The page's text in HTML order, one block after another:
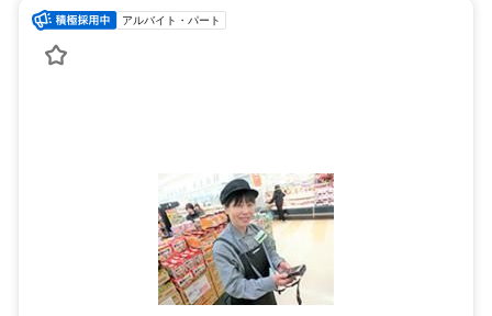
アルバイト・パート